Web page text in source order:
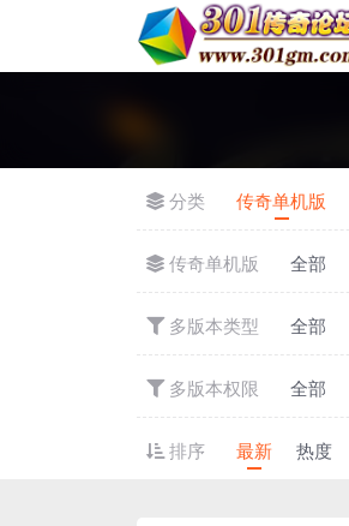
分类 传奇单机版
传奇单机版 全部
多版本类型 全部
多版本权限 全部
排序 最新 热度